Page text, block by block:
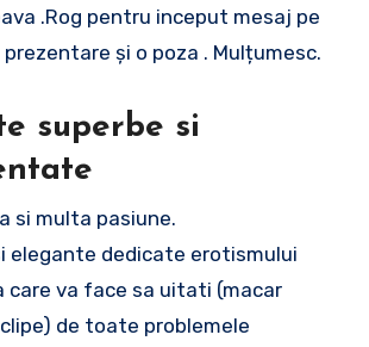
.Rog pentru inceput mesaj pe
și o poza . Mulțumesc.
superbe si
si multa pasiune.
elegante dedicate erotismului
care va face sa uitati (macar
de toate problemele